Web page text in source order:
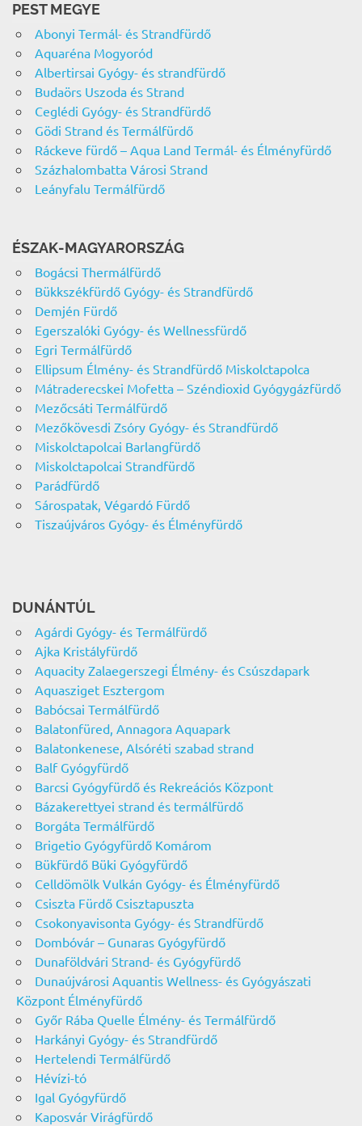
PEST MEGYE
Abonyi Termál- és Strandfürdő
Aquaréna Mogyoród
Albertirsai Gyógy- és strandfürdő
Budaörs Uszoda és Strand
Ceglédi Gyógy- és Strandfürdő
Gödi Strand és Termálfürdő
Ráckeve fürdő – Aqua Land Termál- és Élményfürdő
Százhalombatta Városi Strand
Leányfalu Termálfürdő
ÉSZAK-MAGYARORSZÁG
Bogácsi Thermálfürdő
Bükkszékfürdő Gyógy- és Strandfürdő
Demjén Fürdő
Egerszalóki Gyógy- és Wellnessfürdő
Egri Termálfürdő
Ellipsum Élmény- és Strandfürdő Miskolctapolca
Mátraderecskei Mofetta – Széndioxid Gyógygázfürdő
Mezőcsáti Termálfürdő
Mezőkövesdi Zsóry Gyógy- és Strandfürdő
Miskolctapolcai Barlangfürdő
Miskolctapolcai Strandfürdő
Parádfürdő
Sárospatak, Végardó Fürdő
Tiszaújváros Gyógy- és Élményfürdő
DUNÁNTÚL
Agárdi Gyógy- és Termálfürdő
Ajka Kristályfürdő
Aquacity Zalaegerszegi Élmény- és Csúszdapark
Aquasziget Esztergom
Babócsai Termálfürdő
Balatonfüred, Annagora Aquapark
Balatonkenese, Alsóréti szabad strand
Balf Gyógyfürdő
Barcsi Gyógyfürdő és Rekreációs Központ
Bázakerettyei strand és termálfürdő
Borgáta Termálfürdő
Brigetio Gyógyfürdő Komárom
Bükfürdő Büki Gyógyfürdő
Celldömölk Vulkán Gyógy- és Élményfürdő
Csiszta Fürdő Csisztapuszta
Csokonyavisonta Gyógy- és Strandfürdő
Dombóvár – Gunaras Gyógyfürdő
Dunaföldvári Strand- és Gyógyfürdő
Dunaújvárosi Aquantis Wellness- és Gyógyászati
Központ Élményfürdő
Győr Rába Quelle Élmény- és Termálfürdő
Harkányi Gyógy- és Strandfürdő
Hertelendi Termálfürdő
Hévízi-tó
Igal Gyógyfürdő
Kaposvár Virágfürdő